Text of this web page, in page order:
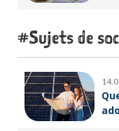
Sujets de